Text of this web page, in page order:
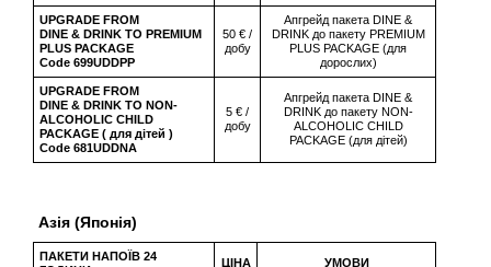
UPGRADE FROM
DINE & DRINK TO PREMIUM
PLUS PACKAGE
Code 699UDDPP
50 € /
добу
Апгрейд пакета DINE &
DRINK до пакету PREMIUM
PLUS PACKAGE (для
дорослих)
UPGRADE FROM
DINE & DRINK TO NON-
ALCOHOLIC CHILD
PACKAGE ( для дітей )
Code 681UDDNA
5 € /
добу
Апгрейд пакета DINE &
DRINK до пакету NON-
ALCOHOLIC CHILD
PACKAGE (для дітей)
Азія (Японія)
ПАКЕТИ НАПОЇВ 24
ЦІНА УМОВИ